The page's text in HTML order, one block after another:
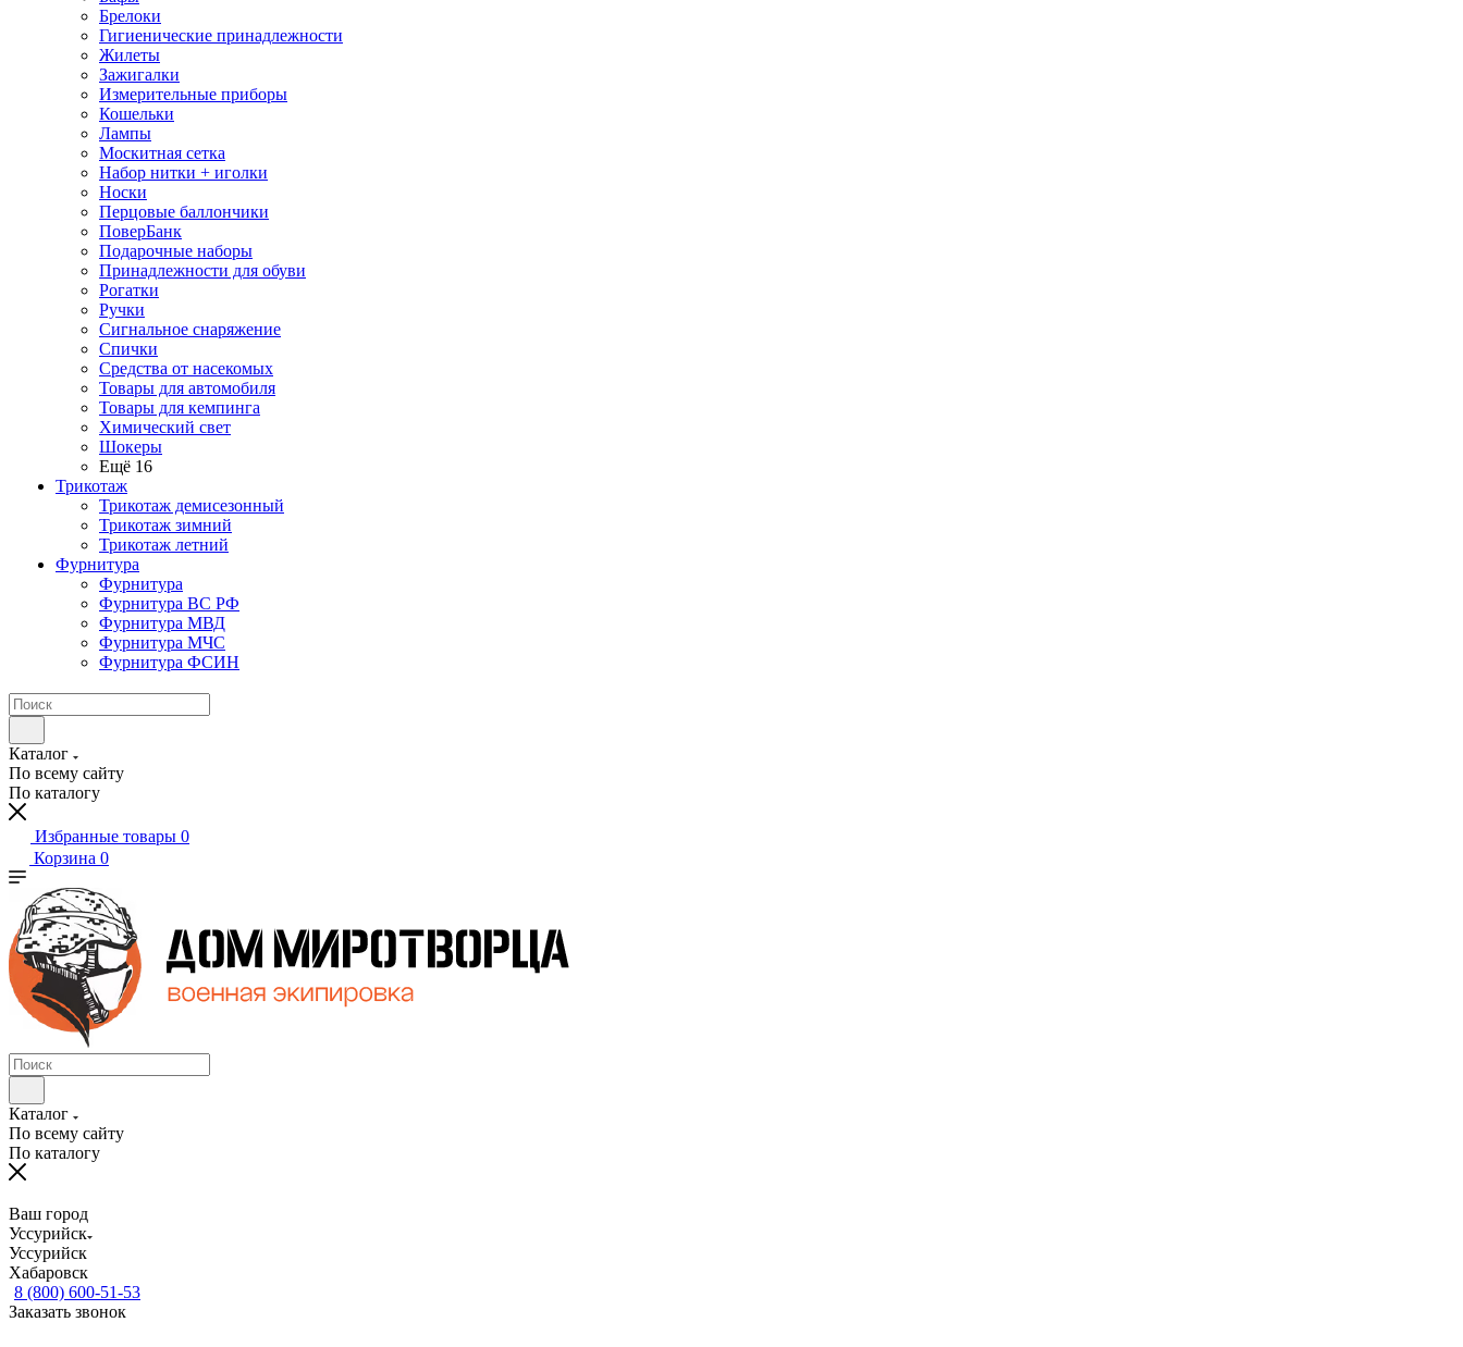
Брелоки
Гигиенические принадлежности
Жилеты
Зажигалки
Измерительные приборы
Кошельки
Лампы
Москитная сетка
Набор нитки + иголки
Носки
Перцовые баллончики
ПоверБанк
Подарочные наборы
Принадлежности для обуви
Рогатки
Ручки
Сигнальное снаряжение
Спички
Средства от насекомых
Товары для автомобиля
Товары для кемпинга
Химический свет
Шокеры
Ещё 16
Трикотаж
Трикотаж демисезонный
Трикотаж зимний
Трикотаж летний
Фурнитура
Фурнитура
Фурнитура ВС РФ
Фурнитура МВД
Фурнитура МЧС
Фурнитура ФСИН
Каталог
По всему сайту
По каталогу
Избранные товары 0
Корзина 0
Каталог
По всему сайту
По каталогу
Ваш город
Уссурийск
Уссурийск
Хабаровск
8 (800) 600-51-53
Заказать звонок